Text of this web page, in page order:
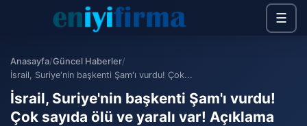
☰
Anasayfa/Güncel Haberler/
İsrail, Suriye'nin başkenti Şam'ı vurdu! Çok...
İsrail, Suriye'nin başkenti Şam'ı vurdu!
Çok sayıda ölü ve yaralı var! Açıklama